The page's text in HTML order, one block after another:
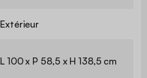
Extérieur
L 100 x P 58,5 x H 138,5 cm